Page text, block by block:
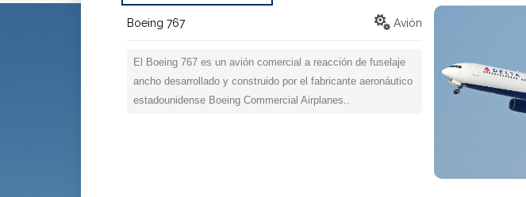
Boeing 767 Avión
El Boeing 767 es un avión comercial a reacción de fuselaje
ancho desarrollado y construido por el fabricante aeronáutico
estadounidense Boeing Commercial Airplanes..